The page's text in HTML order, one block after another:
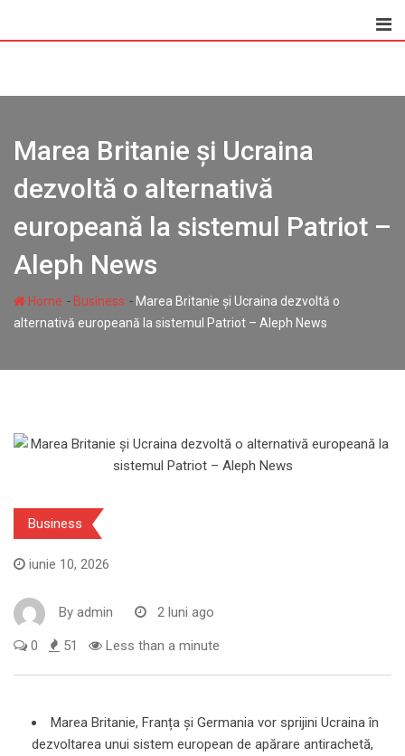
Marea Britanie și Ucraina
dezvoltă o alternativă
europeană la sistemul Patriot –
Aleph News
Home - Business - Marea Britanie și Ucraina dezvoltă o
alternativă europeană la sistemul Patriot – Aleph News
Business
iunie 10, 2026
By admin 2 luni ago
0 51 Less than a minute
Marea Britanie, Franța și Germania vor sprijini Ucraina în
dezvoltarea unui sistem european de apărare antirachetă,